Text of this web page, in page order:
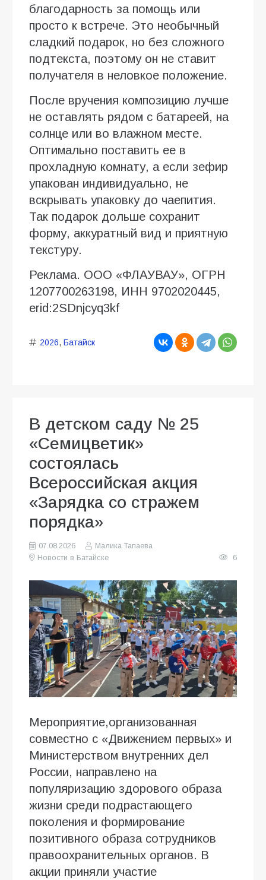
благодарность за помощь или
просто к встрече. Это необычный
сладкий подарок, но без сложного
подтекста, поэтому он не ставит
получателя в неловкое положение.
После вручения композицию лучше
не оставлять рядом с батареей, на
солнце или во влажном месте.
Оптимально поставить ее в
прохладную комнату, а если зефир
упакован индивидуально, не
вскрывать упаковку до чаепития.
Так подарок дольше сохранит
форму, аккуратный вид и приятную
текстуру.
Реклама. ООО «ФЛАУВАУ», ОГРН
1207700263198, ИНН 9702020445,
erid:2SDnjcyq3kf
2026, Батайск
В детском саду № 25
«Семицветик»
состоялась
Всероссийская акция
«Зарядка со стражем
порядка»
07.08.2026
Малика Тапаева
Новости в Батайске
6
Мероприятие,организованная
совместно с «Движением первых» и
Министерством внутренних дел
России, направлено на
популяризацию здорового образа
жизни среди подрастающего
поколения и формирование
позитивного образа сотрудников
правоохранительных органов. В
акции приняли участие